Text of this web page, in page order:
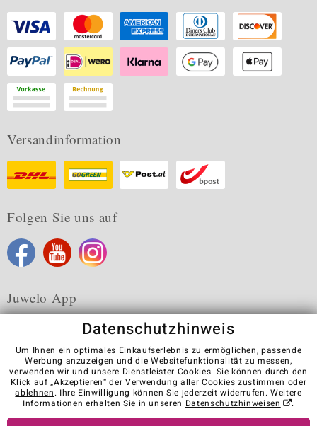
Versandinformation
Folgen Sie uns auf
Juwelo App
Karriere AGB Datenschutz Cookies
Impressum
Kontakt
Vertrag widerrufen
Visit our stores in other countries:
Datenschutzhinweis
Um Ihnen ein optimales Einkaufserlebnis zu ermöglichen, passende
Werbung anzuzeigen und die Websitefunktionalität zu messen,
verwenden wir und unsere Dienstleister Cookies. Sie können durch den
Klick auf „Akzeptieren“ der Verwendung aller Cookies zustimmen oder
ablehnen. Ihre Einwilligung können Sie jederzeit widerrufen. Weitere
Informationen erhalten Sie in unseren Datenschutzhinweisen .